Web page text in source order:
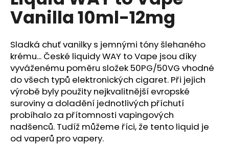
0,0
z
hvězdiček.
Vanilla 10ml-12mg
Sladká chuť vanilky s jemnými tóny šlehaného
krému... České liquidy WAY to Vape jsou díky
vyváženému poměru složek 50PG/50VG vhodné
do všech typů elektronických cigaret. Při jejich
výrobě byly použity nejkvalitnější evropské
suroviny a doladění jednotlivých příchutí
probíhalo za přítomnosti vapingových
nadšenců. Tudíž můžeme říci, že tento liquid je
od vaperů pro vapery.
a
j
í
t
?
HLEDAT